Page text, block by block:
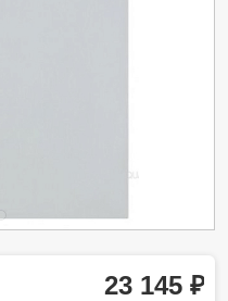
23 145